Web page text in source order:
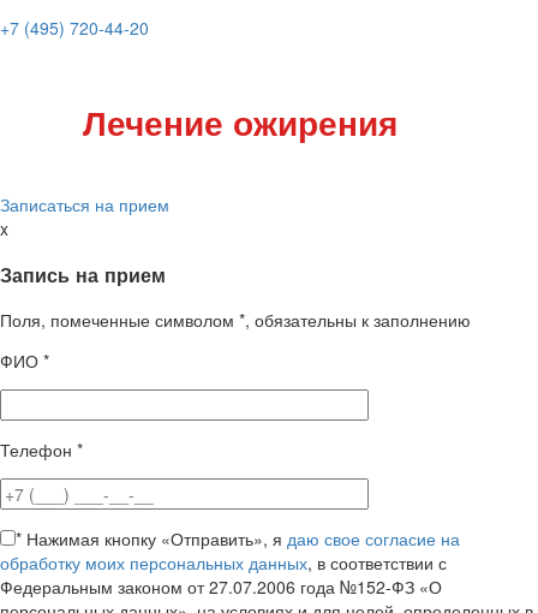
+7 (495) 720-44-20
Лечение ожирения
Записаться на прием
x
Запись на прием
Поля, помеченные символом *, обязательны к заполнению
ФИО *
Телефон *
* Нажимая кнопку «Отправить», я даю свое согласие на
обработку моих персональных данных, в соответствии с
Федеральным законом от 27.07.2006 года №152-ФЗ «О